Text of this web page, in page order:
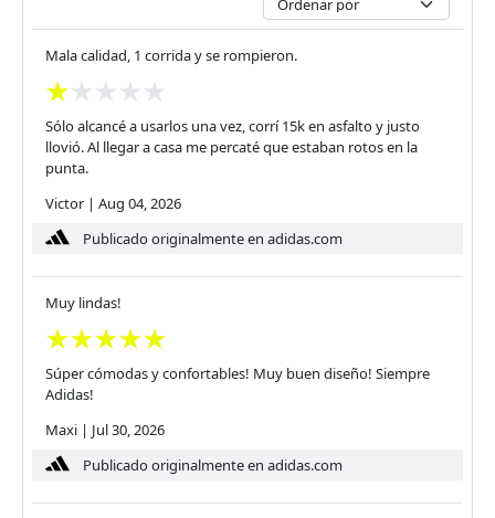
Mala calidad, 1 corrida y se rompieron.
Sólo alcancé a usarlos una vez, corrí 15k en asfalto y justo
llovió. Al llegar a casa me percaté que estaban rotos en la
punta.
Victor | Aug 04, 2026
Publicado originalmente en adidas.com
Muy lindas!
Súper cómodas y confortables! Muy buen diseño! Siempre
Adidas!
Maxi | Jul 30, 2026
Publicado originalmente en adidas.com